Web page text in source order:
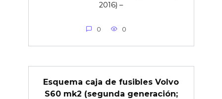
2016) –
0 0
Esquema caja de fusibles Volvo
S60 mk2 (segunda generación;